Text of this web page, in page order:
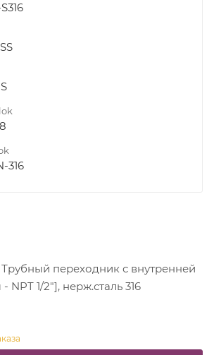
316
Трубный переходник с внутренней
NPT 1/2"], нерж.сталь 316